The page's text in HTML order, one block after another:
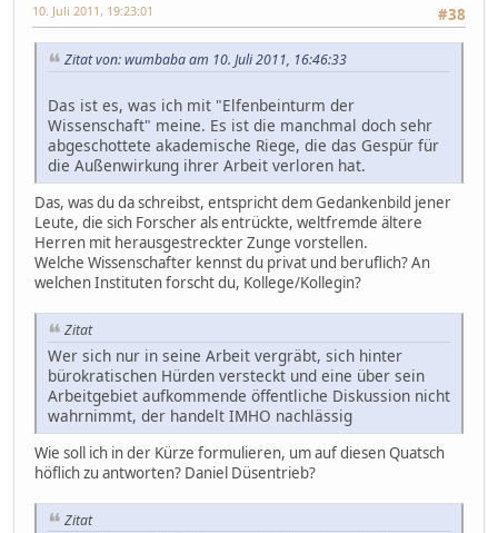
#38
10. Juli 2011, 19:23:01
Zitat von: wumbaba am 10. Juli 2011, 16:46:33
Das ist es, was ich mit "Elfenbeinturm der
Wissenschaft" meine. Es ist die manchmal doch sehr
abgeschottete akademische Riege, die das Gespür für
die Außenwirkung ihrer Arbeit verloren hat.
Das, was du da schreibst, entspricht dem Gedankenbild jener
Leute, die sich Forscher als entrückte, weltfremde ältere
Herren mit herausgestreckter Zunge vorstellen.
Welche Wissenschafter kennst du privat und beruflich? An
welchen Instituten forscht du, Kollege/Kollegin?
Zitat
Wer sich nur in seine Arbeit vergräbt, sich hinter
bürokratischen Hürden versteckt und eine über sein
Arbeitgebiet aufkommende öffentliche Diskussion nicht
wahrnimmt, der handelt IMHO nachlässig
Wie soll ich in der Kürze formulieren, um auf diesen Quatsch
höflich zu antworten? Daniel Düsentrieb?
Zitat